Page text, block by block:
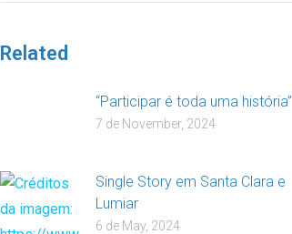
Related
“Participar é toda uma história”
7 de November, 2024
Single Story em Santa Clara e
Lumiar
6 de May, 2024